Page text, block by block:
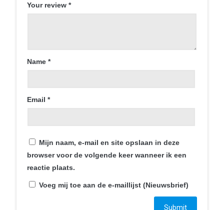
Your review *
Name *
Email *
Mijn naam, e-mail en site opslaan in deze
browser voor de volgende keer wanneer ik een
reactie plaats.
Voeg mij toe aan de e-maillijst (Nieuwsbrief)
Smartphonica